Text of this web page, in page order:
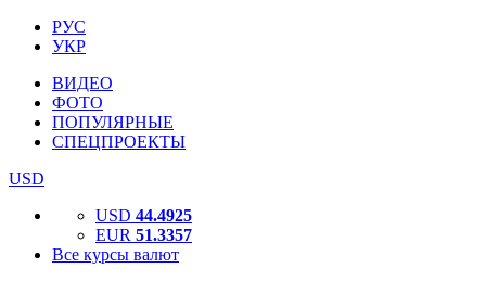
РУС
УКР
ВИДЕО
ФОТО
ПОПУЛЯРНЫЕ
СПЕЦПРОЕКТЫ
USD
USD 44.4925
EUR 51.3357
Все курсы валют